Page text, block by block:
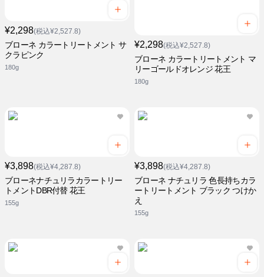
¥2,298(税込¥2,527.8)
ブローネ カラートリートメント サ
クラピンク
180g
¥2,298(税込¥2,527.8)
ブローネ カラートリートメント マ
リーゴールドオレンジ 花王
180g
¥3,898(税込¥4,287.8)
ブローネナチュリラカラートリー
トメントDBR付替 花王
155g
¥3,898(税込¥4,287.8)
ブローネ ナチュリラ 色長持ちカラ
ートリートメント ブラック つけか
え
155g